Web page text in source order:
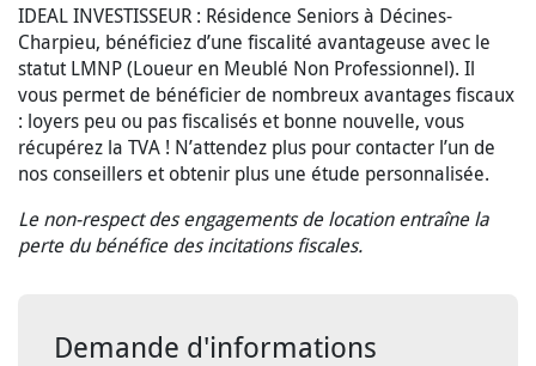
IDEAL INVESTISSEUR : Résidence Seniors à Décines-
Charpieu, bénéficiez d’une fiscalité avantageuse avec le
statut LMNP (Loueur en Meublé Non Professionnel). Il
vous permet de bénéficier de nombreux avantages fiscaux
: loyers peu ou pas fiscalisés et bonne nouvelle, vous
récupérez la TVA ! N’attendez plus pour contacter l’un de
nos conseillers et obtenir plus une étude personnalisée.
Le non-respect des engagements de location entraîne la
perte du bénéfice des incitations fiscales.
Demande d'informations